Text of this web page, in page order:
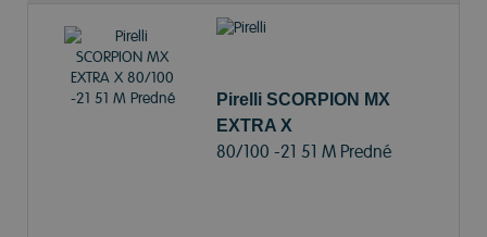
Pirelli SCORPION MX
EXTRA X
80/100 -21 51 M Predné